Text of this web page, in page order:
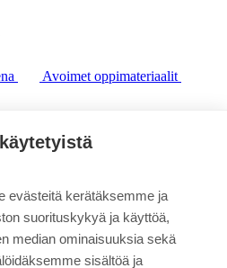
Avoimet oppimateriaalit
evästeitä kerätäksemme ja
suorituskykyä ja käyttöä,
median ominaisuuksia sekä
sisältöä ja